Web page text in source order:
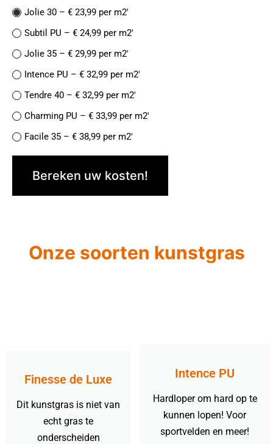
Jolie 30 – € 23,99 per m2′
Subtil PU – € 24,99 per m2′
Jolie 35 – € 29,99 per m2′
Intence PU – € 32,99 per m2′
Tendre 40 – € 32,99 per m2′
Charming PU – € 33,99 per m2′
Facile 35 – € 38,99 per m2′
Finesse de Luxe PU – € 38,99 per m2′
Naturelle 42- € 37,99 per m2′
Jolie 45 PU – € 39,99 per m2′
Magnifique 52 – €49,99 per m2′
Bereken uw kosten!
Onze soorten kunstgras
Finesse de Luxe
Dit kunstgras is niet van
echt gras te
onderscheiden
Intence PU
Hardloper om hard op te
kunnen lopen! Voor
sportvelden en meer!